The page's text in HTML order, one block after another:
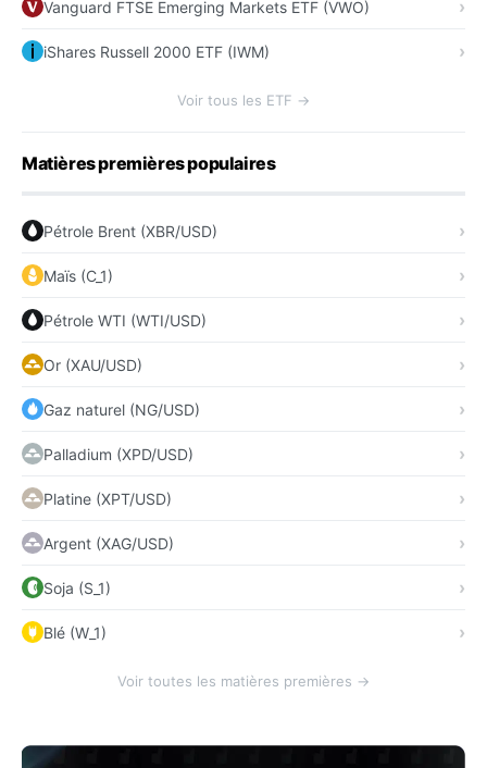
Vanguard FTSE Emerging Markets ETF (VWO)
iShares Russell 2000 ETF (IWM)
Voir tous les ETF →
Matières premières populaires
Pétrole Brent (XBR/USD)
Maïs (C_1)
Pétrole WTI (WTI/USD)
Or (XAU/USD)
Gaz naturel (NG/USD)
Palladium (XPD/USD)
Platine (XPT/USD)
Argent (XAG/USD)
Soja (S_1)
Blé (W_1)
Voir toutes les matières premières →